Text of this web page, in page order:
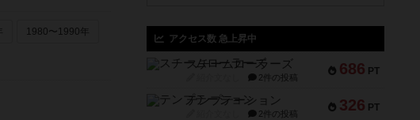
1980〜1990年
アクセス数 急上昇中
686 PT
スチームローラーズ
2件の投稿
326 PT
テンプテーション
2件の投稿